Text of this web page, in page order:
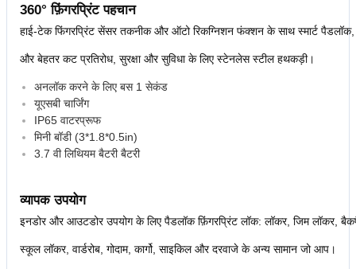
360° फ़िंगरप्रिंट पहचान
हाई-टेक फिंगरप्रिंट सेंसर तकनीक और ऑटो रिकग्निशन फंक्शन के साथ स्मार्ट
और बेहतर कट प्रतिरोध, सुरक्षा और सुविधा के लिए स्टेनलेस स्टील हथकड़ी।
अनलॉक करने के लिए बस 1 सेकंड
यूएसबी चार्जिंग
IP65 वाटरप्रूफ
मिनी बॉडी (3*1.8*0.5in)
3.7 वी लिथियम बैटरी बैटरी
व्यापक उपयोग
इनडोर और आउटडोर उपयोग के लिए पैडलॉक फ़िंगरप्रिंट लॉक: लॉकर, जिम लॉकर,
स्कूल लॉकर, वार्डरोब, गोदाम, कार्गो, साइकिल और दरवाजे के अन्य सामान जो आप।